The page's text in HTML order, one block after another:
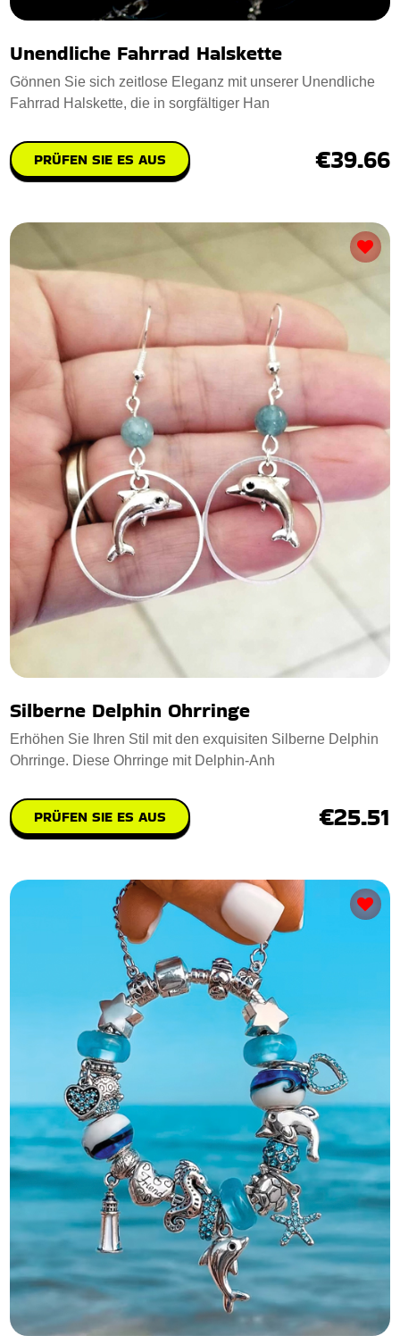
Unendliche Fahrrad Halskette
Gönnen Sie sich zeitlose Eleganz mit unserer Unendliche
Fahrrad Halskette, die in sorgfältiger Han
PRÜFEN SIE ES AUS €39.66
Silberne Delphin Ohrringe
Erhöhen Sie Ihren Stil mit den exquisiten Silberne Delphin
Ohrringe. Diese Ohrringe mit Delphin-Anh
PRÜFEN SIE ES AUS €25.51